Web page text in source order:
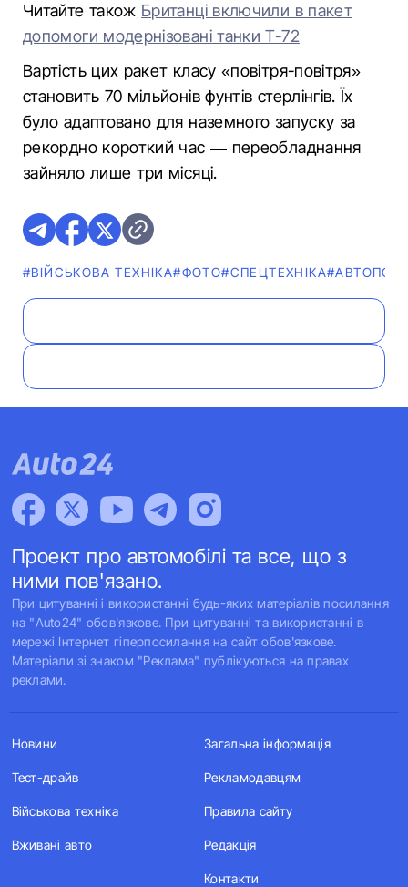
Читайте також Британці включили в пакет
допомоги модернізовані танки Т-72
Вартість цих ракет класу «повітря-повітря»
становить 70 мільйонів фунтів стерлінгів. Їх
було адаптовано для наземного запуску за
рекордно короткий час — переобладнання
зайняло лише три місяці.
#ВІЙСЬКОВА ТЕХНІКА#ФОТО#СПЕЦТЕХНІКА
Проект про автомобілі та все, що з
ними пов'язано.
При цитуванні і використанні будь-яких матеріалів посилання
на "Auto24" обов'язкове. При цитуванні та використанні в
мережі Інтернет гіперпосилання на сайт обов'язкове.
Матеріали зі знаком "Реклама" публікуються на правах
реклами.
Новини
Тест-драйв
Військова техніка
Вживані авто
Загальна інформація
Рекламодавцям
Правила сайту
Редакція
Контакти